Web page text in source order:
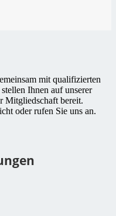
mit qualifizierten
Ihnen auf unserer
Mitgliedschaft bereit.
oder rufen Sie uns an.